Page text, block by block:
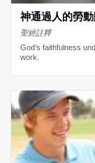
神通過人的勞
聖經註釋
God’s faithfulness
work.